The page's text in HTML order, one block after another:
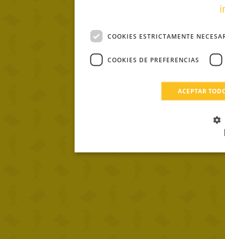
COOKIES ESTRICTAMENTE
COOKIES DE PREFERENCIAS
ACEPTAR